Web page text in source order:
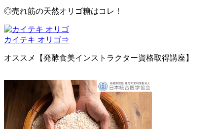
◎売れ筋の天然オリゴ糖はコレ！
カイテキ オリゴ⇒
オススメ【発酵食美インストラクター資格取得講座】